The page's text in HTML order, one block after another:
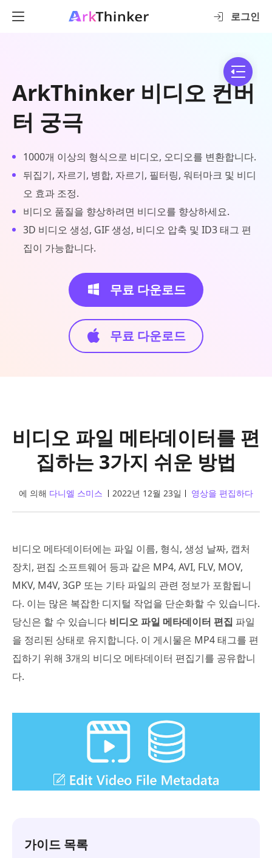
로그인
ArkThinker 비디오 컨버
터 궁극
1000개 이상의 형식으로 비디오, 오디오를 변환합니다.
뒤집기, 자르기, 병합, 자르기, 필터링, 워터마크 및 비디
오 효과 조정.
비디오 품질을 향상하려면 비디오를 향상하세요.
3D 비디오 생성, GIF 생성, 비디오 압축 및 ID3 태그 편
집이 가능합니다.
무료 다운로드
무료 다운로드
비디오 파일 메타데이터를 편
집하는 3가지 쉬운 방법
에 의해 다니엘 스미스 2022년 12월 23일 영상을 편집하다
비디오 메타데이터에는 파일 이름, 형식, 생성 날짜, 캡처
장치, 편집 소프트웨어 등과 같은 MP4, AVI, FLV, MOV,
MKV, M4V, 3GP 또는 기타 파일의 관련 정보가 포함됩니
다. 이는 많은 복잡한 디지털 작업을 단순화할 수 있습니다.
당신은 할 수 있습니다 비디오 파일 메타데이터 편집 파일
을 정리된 상태로 유지합니다. 이 게시물은 MP4 태그를 편
집하기 위해 3개의 비디오 메타데이터 편집기를 공유합니
다.
가이드 목록